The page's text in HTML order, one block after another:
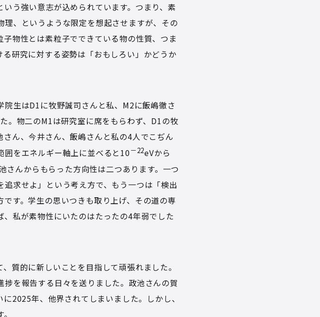
う強い意志が込められています。つまり、素
、というような限定を想起させますが、その
物性とは素粒子でできている物の性質、つま
研究に対する姿勢は「おもしろい」かどうか
生はD1に牧野誠司さんと私、M2に飯嶋徹さ
。物二のM1は研究室に席をもらわず、D1の牧
ん、今井さん、飯嶋さんと私の4人でこぢん
囲をエネルギー軸上に並べると10－22eVから
さんからもらった方向性は二つあります。一つ
求せよ」という考え方で、もう一つは「検出
す。学生の思いつきも取り上げ、その道の専
私が素物性にいたのはたったの4年弱でした
質的に新しいことを目指して頑張れました。
を報告する日々を送りました。政池さんの賀
2025年、他界されてしまいました。しかし、